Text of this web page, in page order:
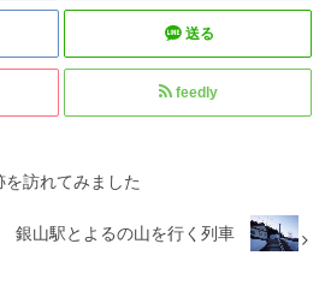
送る
feedly
訪れてみました
銀山駅とよるの山を行く列車